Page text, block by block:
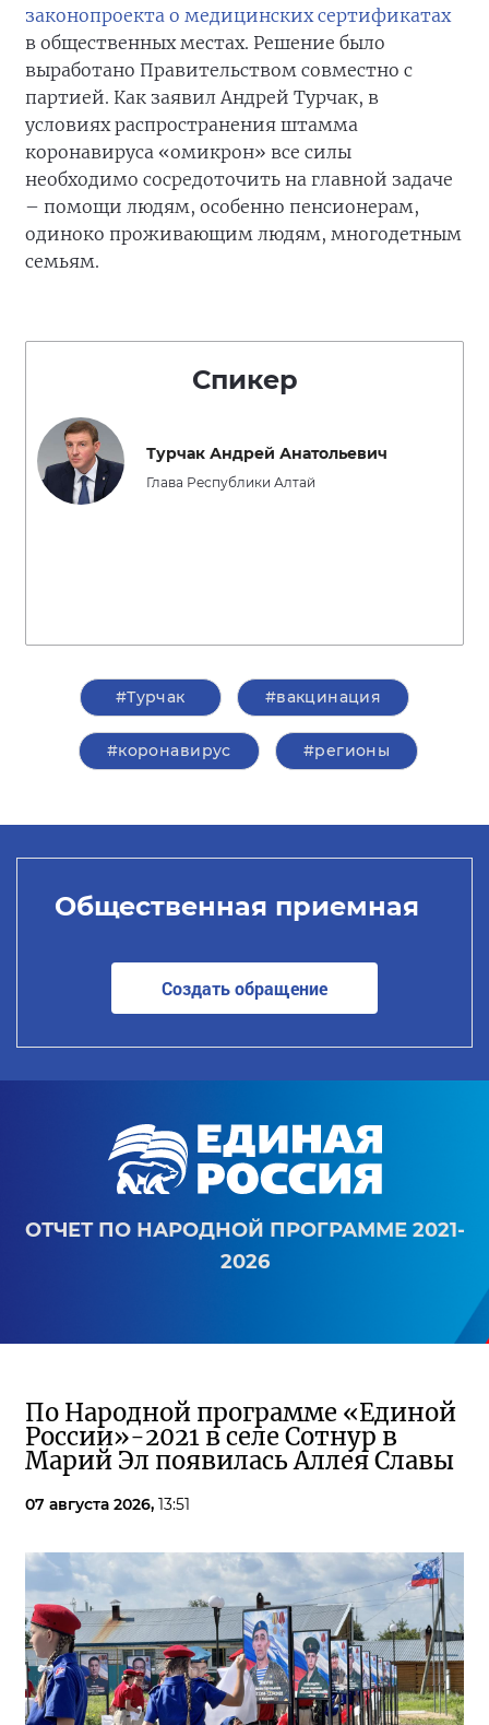
законопроекта о медицинских сертификатах
в общественных местах. Решение было
выработано Правительством совместно с
партией. Как заявил Андрей Турчак, в
условиях распространения штамма
коронавируса «омикрон» все силы
необходимо сосредоточить на главной задаче
– помощи людям, особенно пенсионерам,
одиноко проживающим людям, многодетным
семьям.
Спикер
Турчак Андрей Анатольевич
Глава Республики Алтай
#Турчак #вакцинация
#коронавирус #регионы
Общественная приемная
Создать обращение
ОТЧЕТ ПО НАРОДНОЙ ПРОГРАММЕ 2021-
2026
По Народной программе «Единой
России»-2021 в селе Сотнур в
Марий Эл появилась Аллея Славы
07 августа 2026, 13:51